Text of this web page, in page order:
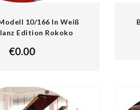
10/166 In Weiß
Edition Rokoko
€0.00